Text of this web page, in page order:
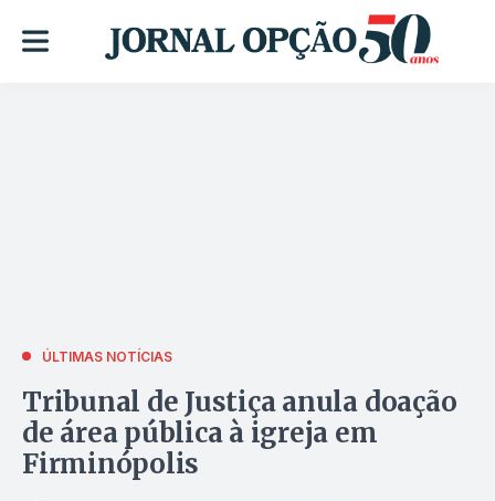
ÚLTIMAS NOTÍCIAS
Tribunal de Justiça anula doação
de área pública à igreja em
Firminópolis